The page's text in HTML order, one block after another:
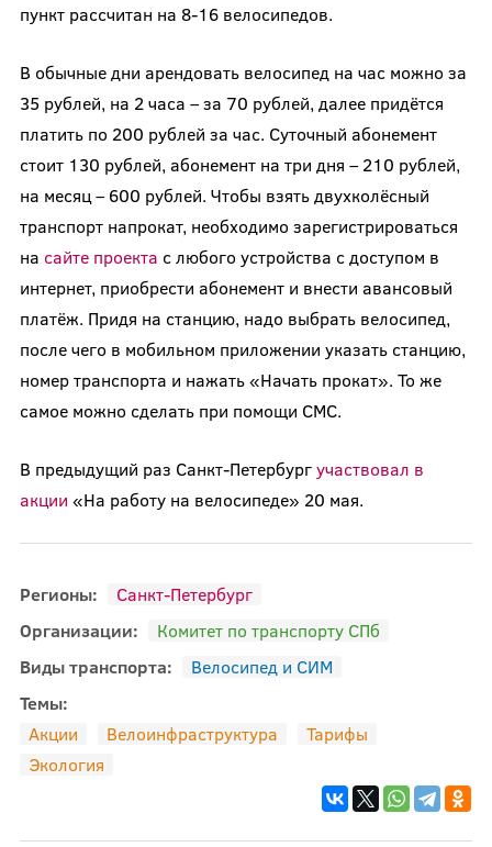
пункт рассчитан на 8-16 велосипедов.
В обычные дни арендовать велосипед на час можно за
35 рублей, на 2 часа – за 70 рублей, далее придётся
платить по 200 рублей за час. Суточный абонемент
стоит 130 рублей, абонемент на три дня – 210 рублей,
на месяц – 600 рублей. Чтобы взять двухколёсный
транспорт напрокат, необходимо зарегистрироваться
на сайте проекта с любого устройства с доступом в
интернет, приобрести абонемент и внести авансовый
платёж. Придя на станцию, надо выбрать велосипед,
после чего в мобильном приложении указать станцию,
номер транспорта и нажать «Начать прокат». То же
самое можно сделать при помощи СМС.
В предыдущий раз Санкт-Петербургучаствовал в
акции «На работу на велосипеде» 20 мая.
Регионы:
Санкт-Петербург
Организации:
Комитет по транспорту СПб
Виды транспорта:
Велосипед и СИМ
Темы:
Акции
Велоинфраструктура
Тарифы
Экология